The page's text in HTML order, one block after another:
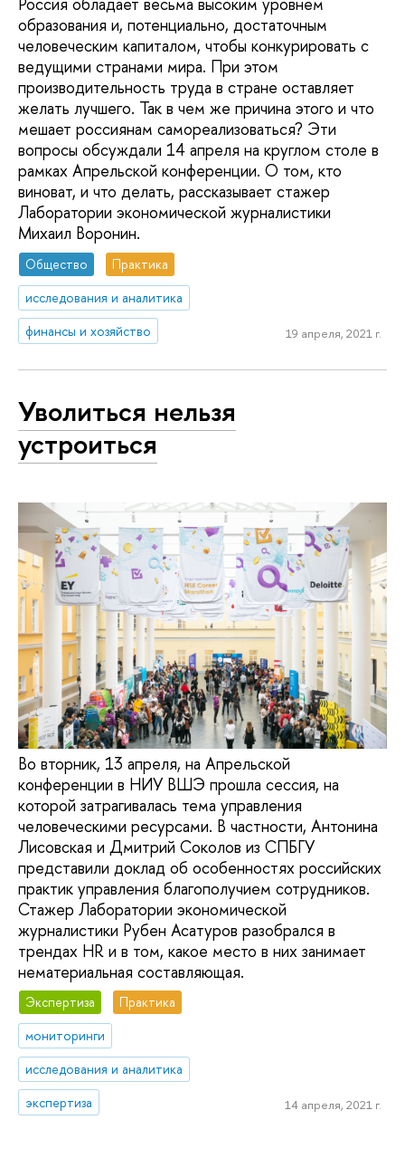
образования и, потенциально, достаточным
человеческим капиталом, чтобы конкурировать с
ведущими странами мира. При этом
производительность труда в стране оставляет
желать лучшего. Так в чем же причина этого и что
мешает россиянам самореализоваться? Эти
вопросы обсуждали 14 апреля на круглом столе в
рамках Апрельской конференции. О том, кто
виноват, и что делать, рассказывает стажер
Лаборатории экономической журналистики
Михаил Воронин.
Общество
Практика
исследования и аналитика
финансы и хозяйство
19 апреля, 2021 г.
Уволиться нельзя
устроиться
Во вторник, 13 апреля, на Апрельской
конференции в НИУ ВШЭ прошла сессия, на
которой затрагивалась тема управления
человеческими ресурсами. В частности, Антонина
Лисовская и Дмитрий Соколов из СПБГУ
представили доклад об особенностях российских
практик управления благополучием сотрудников.
Стажер Лаборатории экономической
журналистики Рубен Асатуров разобрался в
трендах HR и в том, какое место в них занимает
нематериальная составляющая.
Экспертиза
Практика
мониторинги
исследования и аналитика
экспертиза
14 апреля, 2021 г.